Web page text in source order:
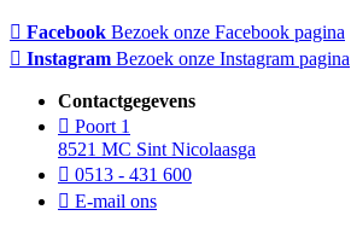
Facebook Bezoek onze Facebook pagina
Instagram Bezoek onze Instagram pagina
Contactgegevens
Poort 1
8521 MC Sint Nicolaasga
0513 - 431 600
E-mail ons